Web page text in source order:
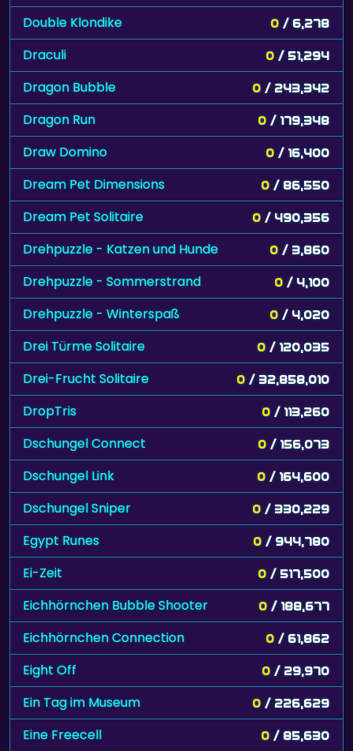
Double Klondike 0 / 6,278
Draculi 0 / 51,294
Dragon Bubble 0 / 243,342
Dragon Run 0 / 179,348
Draw Domino 0 / 16,400
Dream Pet Dimensions 0 / 86,550
Dream Pet Solitaire 0 / 490,356
Drehpuzzle - Katzen und Hunde 0 / 3,860
Drehpuzzle - Sommerstrand 0 / 4,100
Drehpuzzle - Winterspaß 0 / 4,020
Drei Türme Solitaire 0 / 120,035
Drei-Frucht Solitaire 0 / 32,858,010
DropTris 0 / 113,260
Dschungel Connect 0 / 156,073
Dschungel Link 0 / 164,600
Dschungel Sniper 0 / 330,229
Egypt Runes 0 / 944,780
Ei-Zeit 0 / 517,500
Eichhörnchen Bubble Shooter 0 / 188,677
Eichhörnchen Connection 0 / 61,862
Eight Off 0 / 29,970
Ein Tag im Museum 0 / 226,629
Eine Freecell 0 / 85,630